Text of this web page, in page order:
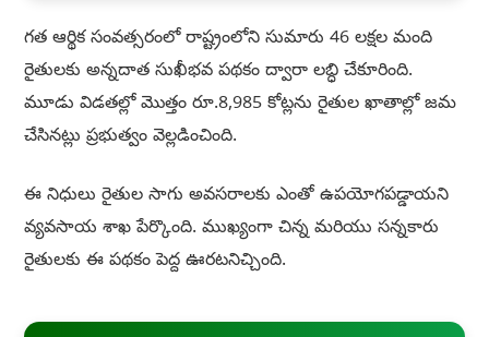
గత ఆర్థిక సంవత్సరంలో రాష్ట్రంలోని సుమారు 46 లక్షల మంది
రైతులకు అన్నదాత సుఖీభవ పథకం ద్వారా లబ్ధి చేకూరింది.
మూడు విడతల్లో మొత్తం రూ.8,985 కోట్లను రైతుల ఖాతాల్లో జమ
చేసినట్లు ప్రభుత్వం వెల్లడించింది.
ఈ నిధులు రైతుల సాగు అవసరాలకు ఎంతో ఉపయోగపడ్డాయని
వ్యవసాయ శాఖ పేర్కొంది. ముఖ్యంగా చిన్న మరియు సన్నకారు
రైతులకు ఈ పథకం పెద్ద ఊరటనిచ్చింది.